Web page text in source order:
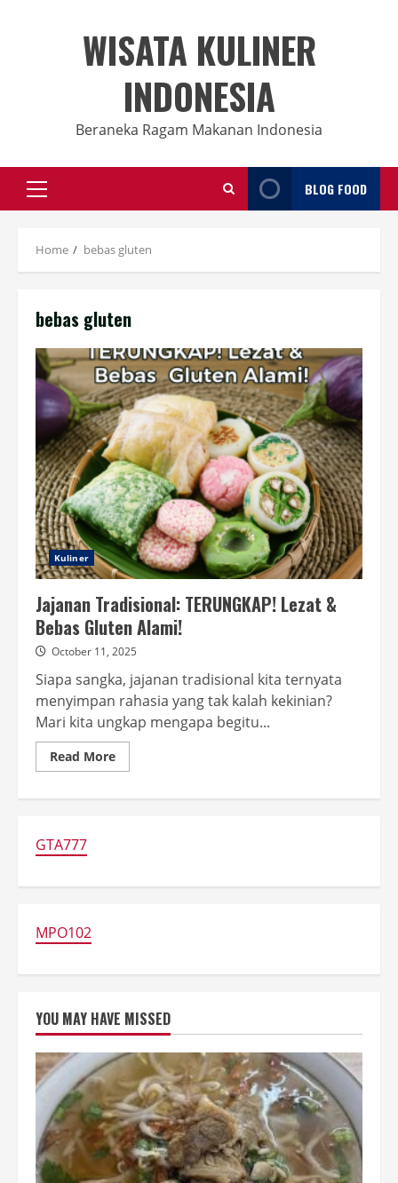
WISATA KULINER
INDONESIA
Beraneka Ragam Makanan Indonesia
Primary
Menu
BLOG FOOD
Home bebas gluten
bebas gluten
Kuliner
Jajanan Tradisional: TERUNGKAP! Lezat &
Bebas Gluten Alami!
October 11, 2025
Siapa sangka, jajanan tradisional kita ternyata
menyimpan rahasia yang tak kalah kekinian?
Mari kita ungkap mengapa begitu...
Read MoreRead
more
GTA777
MPO102
YOU MAY HAVE MISSED